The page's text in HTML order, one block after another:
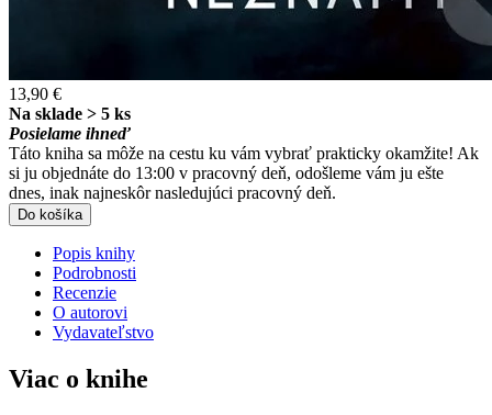
13,90 €
Na sklade > 5 ks
Posielame ihneď
Táto kniha sa môže na cestu ku vám vybrať prakticky okamžite! Ak
si ju objednáte do 13:00 v pracovný deň, odošleme vám ju ešte
dnes, inak najneskôr nasledujúci pracovný deň.
Do košíka
Popis knihy
Podrobnosti
Recenzie
O autorovi
Vydavateľstvo
Viac o knihe